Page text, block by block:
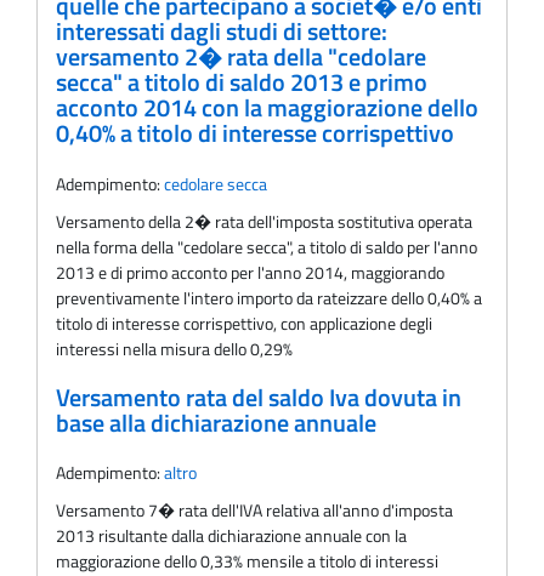
interessati dagli studi di settore:
versamento 2� rata della "cedolare
secca" a titolo di saldo 2013 e primo
acconto 2014 con la maggiorazione dello
0,40% a titolo di interesse corrispettivo
Adempimento:cedolare secca
Versamento della 2� rata dell'imposta sostitutiva operata
nella forma della "cedolare secca", a titolo di saldo per l'anno
2013 e di primo acconto per l'anno 2014, maggiorando
preventivamente l'intero importo da rateizzare dello 0,40% a
titolo di interesse corrispettivo, con applicazione degli
interessi nella misura dello 0,29%
Versamento rata del saldo Iva dovuta in
base alla dichiarazione annuale
Adempimento:altro
Versamento 7� rata dell'IVA relativa all'anno d'imposta
2013 risultante dalla dichiarazione annuale con la
maggiorazione dello 0,33% mensile a titolo di interessi